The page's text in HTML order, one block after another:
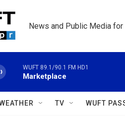
News and Public Media for
WUFT 89.1/90.1 FM HD1
Marketplace
TV WUFT